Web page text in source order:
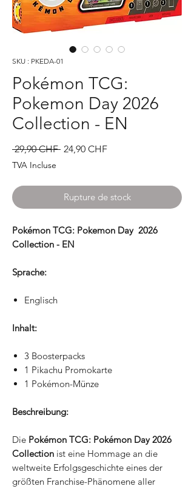
SKU : PKEDA-01
Pokémon TCG:
Pokemon Day 2026
Collection - EN
29,90 CHF Prix
24,90 CHFPrix
TVA Incluse
Rupture de stock
Pokémon TCG: Pokemon Day 2026
Collection - EN
Sprache:
Englisch
Inhalt:
3 Boosterpacks
1 Pikachu Promokarte
1 Pokémon-Münze
Beschreibung:
Die Pokémon TCG: Pokémon Day 2026
Collection ist eine Hommage an die
weltweite Erfolgsgeschichte eines der
größten Franchise-Phänomene aller